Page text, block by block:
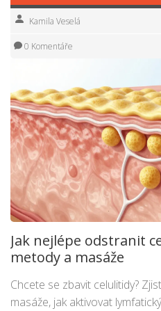
Kamila Veselá
0 Komentáře
Jak nejlépe odstranit
metody a masáže
Chcete se zbavit celulitidy?
masáže, jak aktivovat